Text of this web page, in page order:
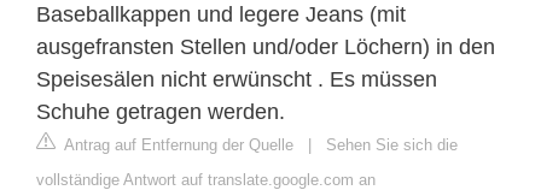
Baseballkappen und legere Jeans (mit
ausgefransten Stellen und/oder Löchern) in den
Speisesälen nicht erwünscht . Es müssen
Schuhe getragen werden.
Antrag auf Entfernung der Quelle | Sehen Sie sich die
vollständige Antwort auf translate.google.com an